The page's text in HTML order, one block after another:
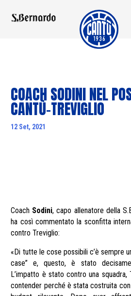
COACH SODINI NEL
CANTÙ-TREVIGLIO
12 Set, 2021
Coach Sodini, capo allenatore della
ha così commentato la sconfitta
contro Treviglio:
«Di tutte le cose possibili c’è sempre
case” e, questo, è stato
L’impatto è stato contro una squadra,
contender perché è stata costruita